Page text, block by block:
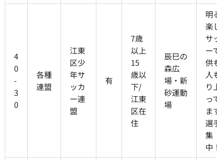
4
0
-
3
0
各種
連盟
江東
区少
年サ
ッカ
ー連
盟
有
7歳
以上
15
歳以
下/
江東
区在
住
辰巳の
森広
場・新
砂運動
場
明
楽
サ
ー
供
人
り
っ
ま
選
集
中